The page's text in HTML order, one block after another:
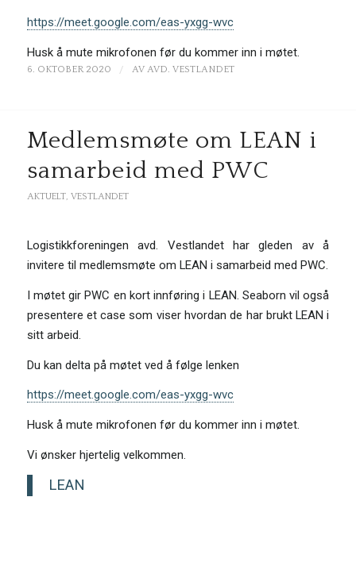
https://meet.google.com/eas-yxgg-wvc
Husk å mute mikrofonen før du kommer inn i møtet.
6. OKTOBER 2020 / AV AVD. VESTLANDET
Medlemsmøte om LEAN i
samarbeid med PWC
AKTUELT, VESTLANDET
Logistikkforeningen avd. Vestlandet har gleden av å
invitere til medlemsmøte om LEAN i samarbeid med PWC.
I møtet gir PWC en kort innføring i LEAN. Seaborn vil også
presentere et case som viser hvordan de har brukt LEAN i
sitt arbeid.
Du kan delta på møtet ved å følge lenken
https://meet.google.com/eas-yxgg-wvc
Husk å mute mikrofonen før du kommer inn i møtet.
Vi ønsker hjertelig velkommen.
LEAN